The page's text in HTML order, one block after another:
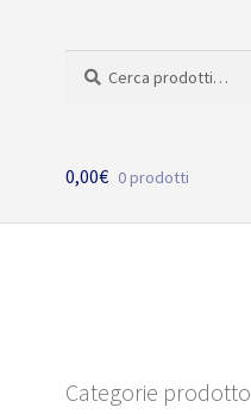
0,00€ 0 prodotti
Categorie prodotto